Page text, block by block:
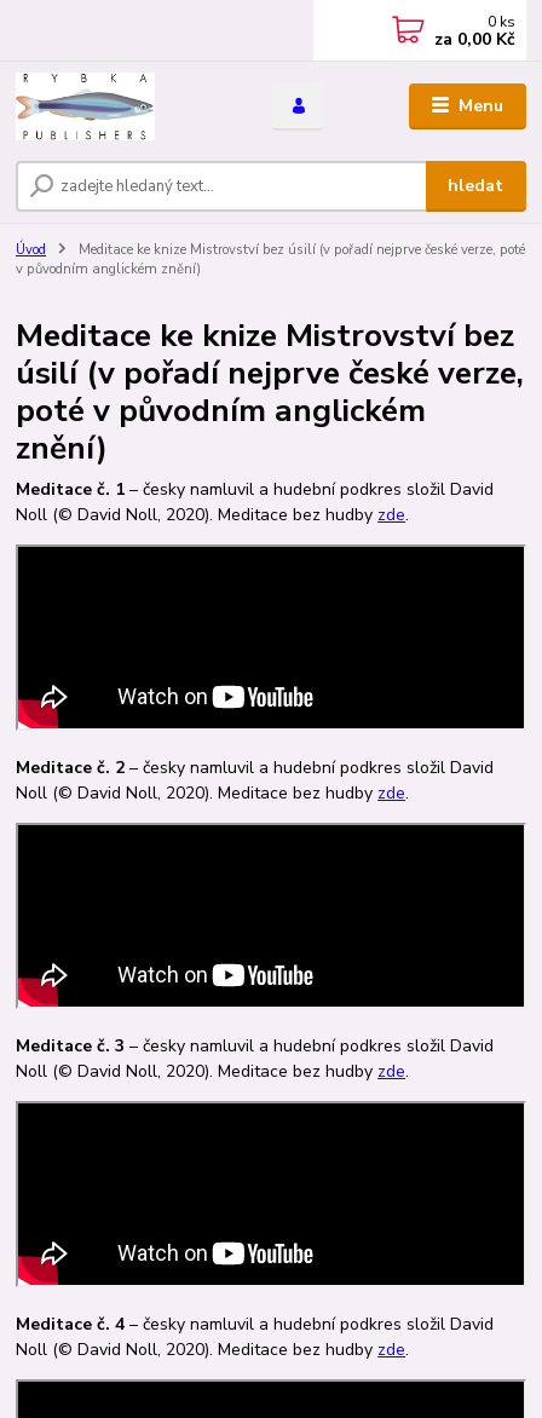
Menu
hledat
0 ks
za 0,00 Kč
Úvod
Meditace ke knize Mistrovství bez úsilí (v pořadí nejprve české verze, poté
v původním anglickém znění)
Meditace ke knize Mistrovství bez
úsilí (v pořadí nejprve české verze,
poté v původním anglickém
znění)
Meditace č. 1 – česky namluvil a hudební podkres složil David
Noll (© David Noll, 2020). Meditace bez hudby zde.
Meditace č. 2 – česky namluvil a hudební podkres složil David
Noll (© David Noll, 2020). Meditace bez hudby zde.
Meditace č. 3 – česky namluvil a hudební podkres složil David
Noll (© David Noll, 2020). Meditace bez hudby zde.
Meditace č. 4 – česky namluvil a hudební podkres složil David
Noll (© David Noll, 2020). Meditace bez hudby zde.